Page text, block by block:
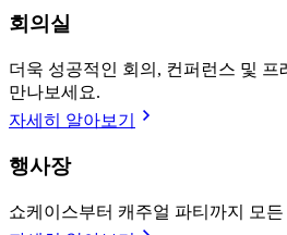
회의실
더욱 성공적인 회의, 컨퍼런스 및
만나보세요.
자세히 알아보기
행사장
쇼케이스부터 캐주얼 파티까지 모